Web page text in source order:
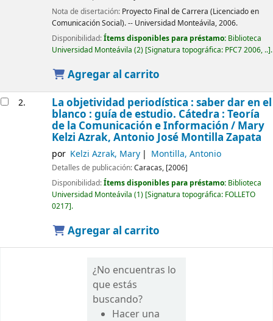
Nota de disertación: Proyecto Final de Carrera (Licenciado en
Comunicación Social). -- Universidad Monteávila, 2006.
Disponibilidad:Ítems disponibles para préstamo: Biblioteca
Universidad Monteávila (2) Signatura topográfica: PFC7 2006, .. .
Agregar al carrito
2. La objetividad periodística : saber dar en el
blanco : guía de estudio. Cátedra : Teoría
de la Comunicación e Información / Mary
Kelzi Azrak, Antonio José Montilla Zapata
por Kelzi Azrak, Mary Montilla, Antonio
Detalles de publicación:Caracas, [2006]
Disponibilidad:Ítems disponibles para préstamo: Biblioteca
Universidad Monteávila (1) Signatura topográfica: FOLLETO
0217 .
Agregar al carrito
¿No encuentras lo
que estás
buscando?
Hacer una